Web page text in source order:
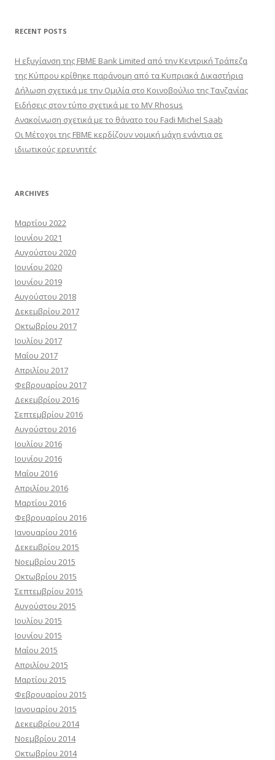
RECENT POSTS
Η εξυγίανση της FBME Bank Limited από την Κεντρική Τράπεζα
της Κύπρου κρίθηκε παράνομη από τα Κυπριακά Δικαστήρια
Δήλωση σχετικά με την Ομιλία στο Κοινοβούλιο της Τανζανίας
Ειδήσεις στον τύπο σχετικά με το MV Rhosus
Ανακοίνωση σχετικά με το θάνατο του Fadi Michel Saab
Οι Μέτοχοι της FBME κερδίζουν νομική μάχη ενάντια σε
ιδιωτικούς ερευνητές
ARCHIVES
Μαρτίου 2022
Ιουνίου 2021
Αυγούστου 2020
Ιουνίου 2020
Ιουνίου 2019
Αυγούστου 2018
Δεκεμβρίου 2017
Οκτωβρίου 2017
Ιουλίου 2017
Μαΐου 2017
Απριλίου 2017
Φεβρουαρίου 2017
Δεκεμβρίου 2016
Σεπτεμβρίου 2016
Αυγούστου 2016
Ιουλίου 2016
Ιουνίου 2016
Μαΐου 2016
Απριλίου 2016
Μαρτίου 2016
Φεβρουαρίου 2016
Ιανουαρίου 2016
Δεκεμβρίου 2015
Νοεμβρίου 2015
Οκτωβρίου 2015
Σεπτεμβρίου 2015
Αυγούστου 2015
Ιουλίου 2015
Ιουνίου 2015
Μαΐου 2015
Απριλίου 2015
Μαρτίου 2015
Φεβρουαρίου 2015
Ιανουαρίου 2015
Δεκεμβρίου 2014
Νοεμβρίου 2014
Οκτωβρίου 2014